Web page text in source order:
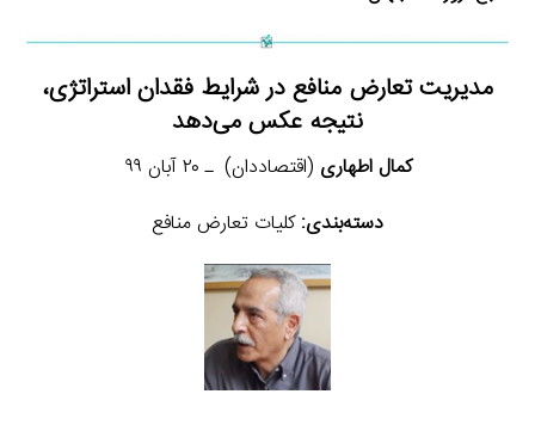
مدیریت تعارض منافع در شرایط فقدان استراتژی،
نتیجه عکس می‌دهد
کمال اطهاری (اقتصاددان) ـ ۲۰ آبان ۹۹
دسته‌بندی:کلیات تعارض منافع